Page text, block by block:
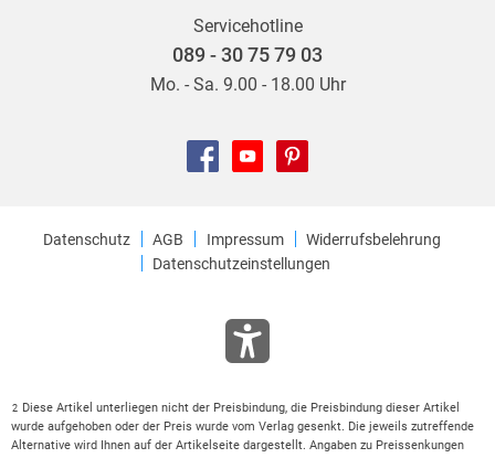
Servicehotline
089 - 30 75 79 03
Mo. - Sa. 9.00 - 18.00 Uhr
Datenschutz AGB Impressum
Widerrufsbelehrung
Datenschutzeinstellungen
2 Diese Artikel unterliegen nicht der Preisbindung, die Preisbindung dieser Artikel
wurde aufgehoben oder der Preis wurde vom Verlag gesenkt. Die jeweils zutreffende
Alternative wird Ihnen auf der Artikelseite dargestellt. Angaben zu Preissenkungen